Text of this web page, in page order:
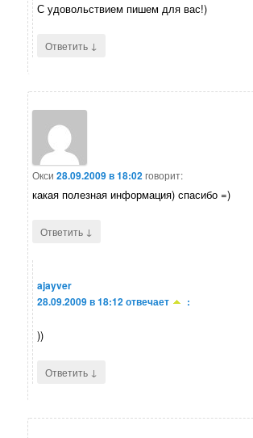
С удовольствием пишем для вас!)
Ответить ↓
Окси 28.09.2009 в 18:02говорит:
какая полезная информация) спасибо =)
Ответить ↓
ajayver
28.09.2009 в 18:12отвечает :
))
Ответить ↓